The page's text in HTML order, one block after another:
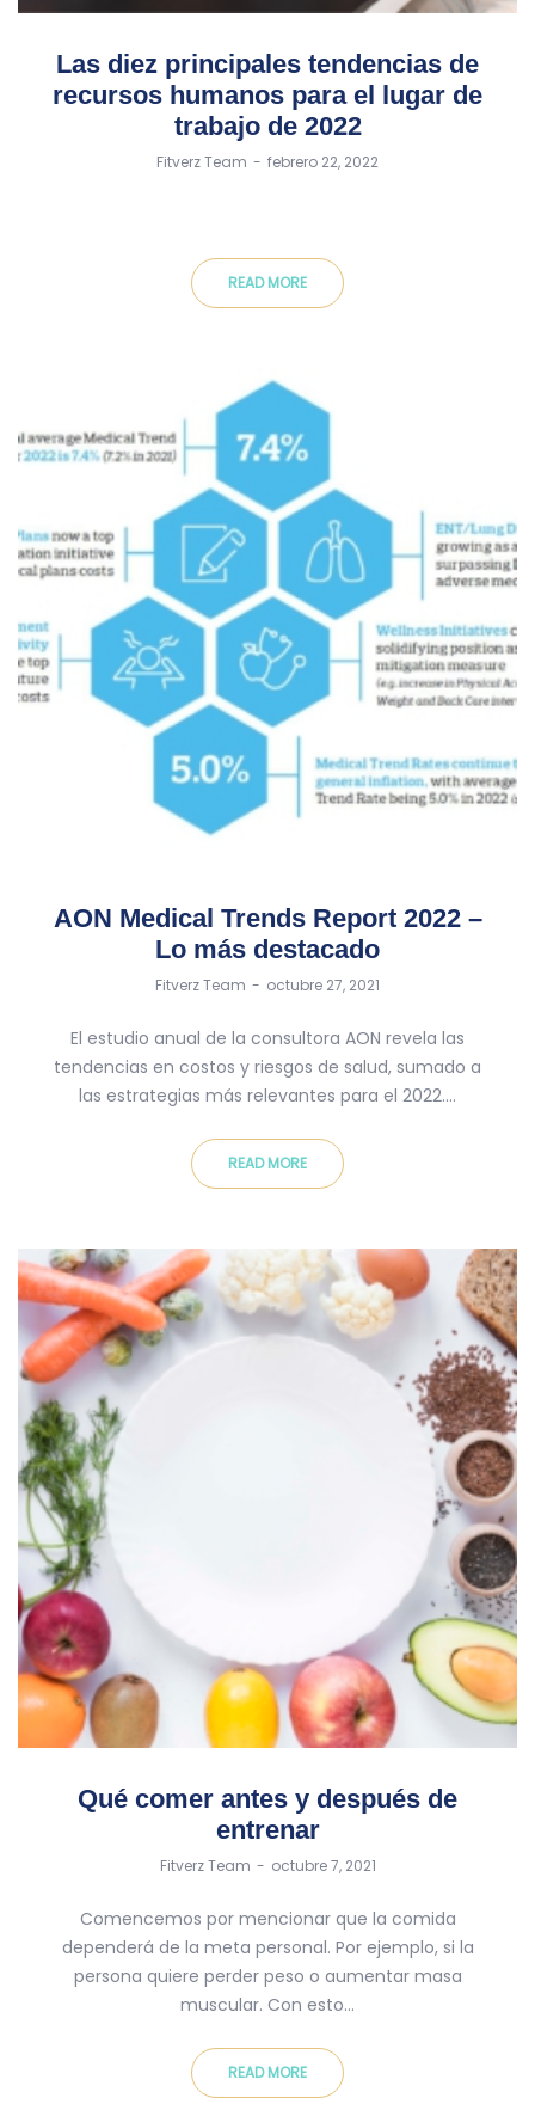
Las diez principales tendencias de
recursos humanos para el lugar de
trabajo de 2022
by
Fitverz Team febrero 22, 2022
READ MORE
AON Medical Trends Report 2022 –
Lo más destacado
by
Fitverz Team octubre 27, 2021
El estudio anual de la consultora AON revela las
tendencias en costos y riesgos de salud, sumado a
las estrategias más relevantes para el 2022.…
READ MORE
Qué comer antes y después de
entrenar
by
Fitverz Team octubre 7, 2021
Comencemos por mencionar que la comida
dependerá de la meta personal. Por ejemplo, si la
persona quiere perder peso o aumentar masa
muscular. Con esto…
READ MORE